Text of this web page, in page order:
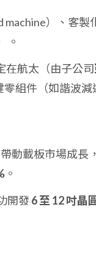
machine）、客製
。
在航太（由子公司
組件（如諧波減
動載板市場成長
。
開發6 至 12 吋晶